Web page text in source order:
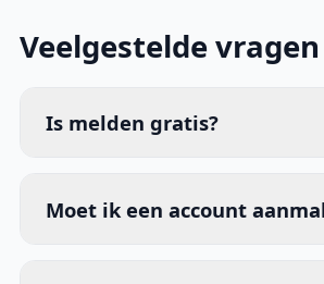
Veelgestelde vragen
Is melden gratis?
Moet ik een account